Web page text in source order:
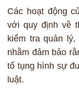
Các hoạt động
với quy định về
kiểm tra quản
nhằm đảm bảo
tố tụng hình sự
luật.